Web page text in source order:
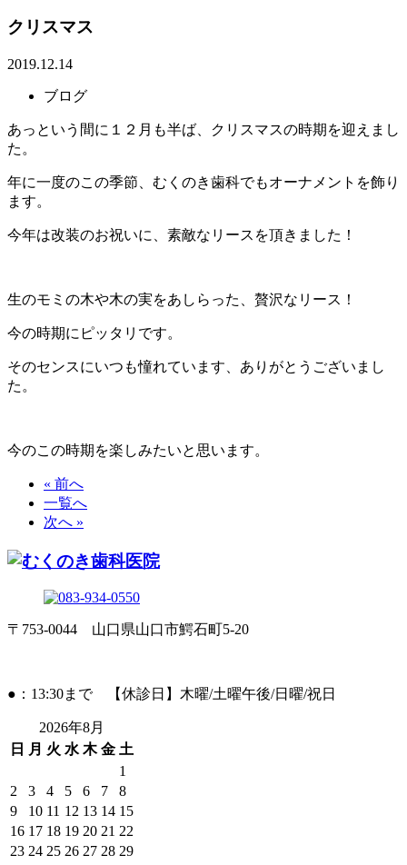
クリスマス
2019.12.14
ブログ
あっという間に１２月も半ば、クリスマスの時期を迎えまし
た。
年に一度のこの季節、むくのき歯科でもオーナメントを飾り
ます。
今年は改装のお祝いに、素敵なリースを頂きました！
生のモミの木や木の実をあしらった、贅沢なリース！
今の時期にピッタリです。
そのセンスにいつも憧れています、ありがとうございまし
た。
今のこの時期を楽しみたいと思います。
« 前へ
一覧へ
次へ »
〒753-0044 山口県山口市鰐石町5-20
●：13:30まで 【休診日】木曜/土曜午後/日曜/祝日
2026年8月
日
月 火 水 木 金 土
1
2
3 4 5 6 7
8
9
10 11 12 13 14 15
16 17 18 19 20 21 22
23 24 25 26 27 28 29